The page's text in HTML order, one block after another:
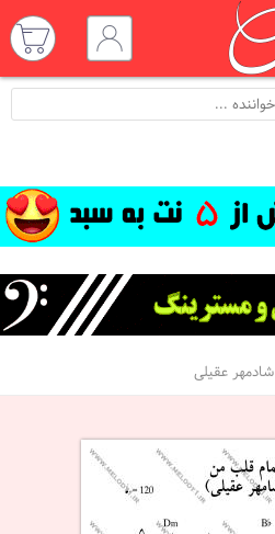
شادمهر عقیلی